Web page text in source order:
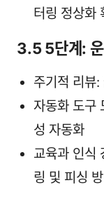
터링 정상화
3.5 5단계:
주기적 리뷰
자동화 도구
성 자동화
교육과 인식
링 및 피싱